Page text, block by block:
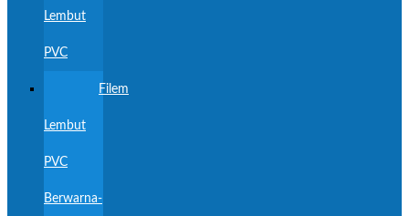
Lembut
PVC
Filem
Lembut
PVC
Berwarna-